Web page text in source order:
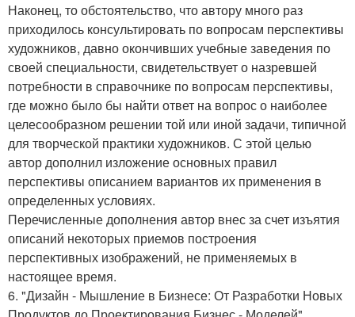
Наконец, то обстоятельство, что автору много раз
приходилось консультировать по вопросам перспективы
художников, давно окончивших учебные заведения по
своей специальности, свидетельствует о назревшей
потребности в справочнике по вопросам перспективы,
где можно было бы найти ответ на вопрос о наиболее
целесообразном решении той или иной задачи, типичной
для творческой практики художников. С этой целью
автор дополнил изложение основных правил
перспективы описанием вариантов их применения в
определенных условиях.
Перечисленные дополнения автор внес за счет изъятия
описаний некоторых приемов построения
перспективных изображений, не применяемых в
настоящее время.
6. "Дизайн - Мышление в Бизнесе: От Разработки Новых